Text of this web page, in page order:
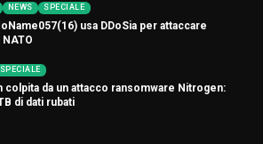
NEWS SPECIALE
usa DDoSia per attaccare
SPECIALE
colpita da un attacco ransomware Nitrogen:
di dati rubati